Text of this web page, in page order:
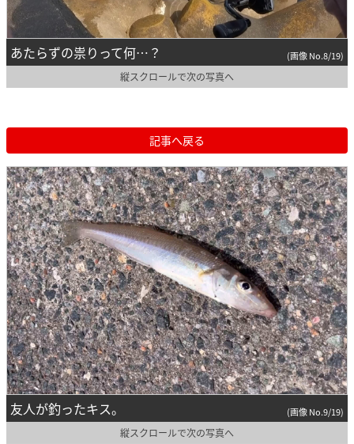
あたらずの祟りって何…？ (画像 No.8/19)
縦スクロールで次の写真へ
記事へ戻る
友人が釣ったキス。 (画像 No.9/19)
縦スクロールで次の写真へ